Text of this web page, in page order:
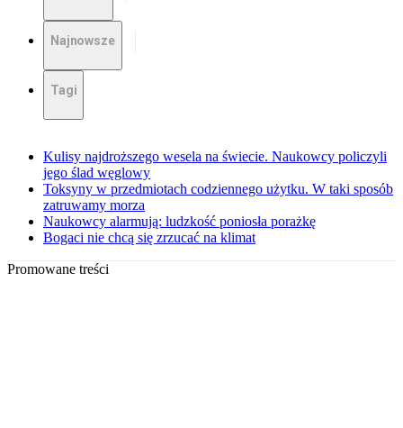
Najnowsze
Tagi
Kulisy najdroższego wesela na świecie. Naukowcy policzyli
jego ślad węglowy
Toksyny w przedmiotach codziennego użytku. W taki sposób
zatruwamy morza
Naukowcy alarmują: ludzkość poniosła porażkę
Bogaci nie chcą się zrzucać na klimat
Promowane treści